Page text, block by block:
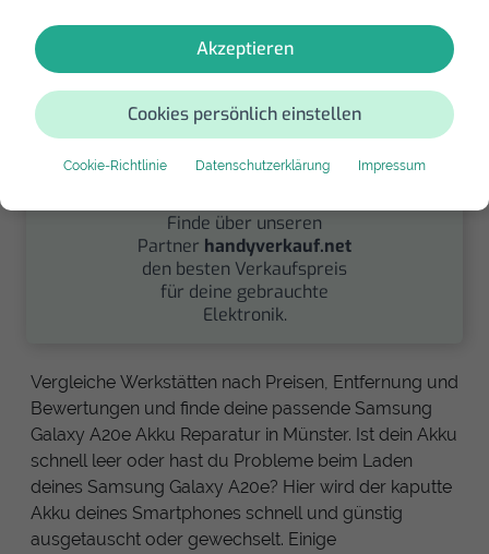
Akzeptieren
Cookies persönlich einstellen
Cookie-Richtlinie Datenschutzerklärung Impressum
Verkaufen
Finde über unseren
Partner handyverkauf.net
den besten Verkaufspreis
für deine gebrauchte
Elektronik.
Vergleiche Werkstätten nach Preisen, Entfernung und
Bewertungen und finde deine passende Samsung
Galaxy A20e Akku Reparatur in Münster. Ist dein Akku
schnell leer oder hast du Probleme beim Laden
deines Samsung Galaxy A20e? Hier wird der kaputte
Akku deines Smartphones schnell und günstig
ausgetauscht oder gewechselt. Einige